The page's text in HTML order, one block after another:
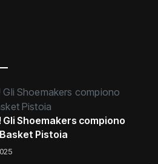
Shoemakers compiono
Pistoia